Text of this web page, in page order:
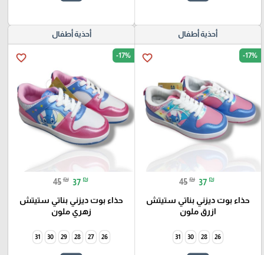
أحذية أطفال
favorite_border -17%
45 ₪ 37 ₪
حذاء بوت ديزني بناتي ستيتش
ازرق ملون
26
28
30
31
أحذية أطفال
favorite_border -17%
45 ₪ 37 ₪
حذاء بوت ديزني بناتي ستيتش
زهري ملون
26
27
28
29
30
31